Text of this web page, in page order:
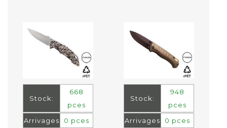
Stock:
668
pces
Arrivages
0 pces
Stock:
948
pces
Arrivages
0 pces